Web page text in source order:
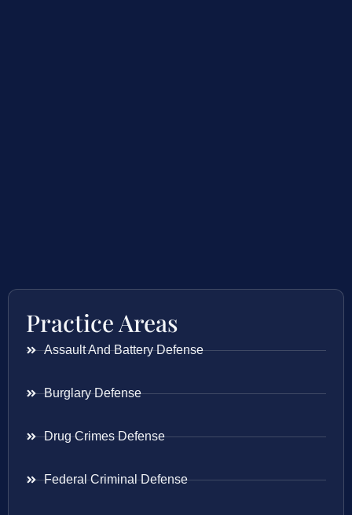
Practice Areas
Assault And Battery Defense
Burglary Defense
Drug Crimes Defense
Federal Criminal Defense